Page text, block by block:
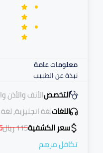
معلومات عامة
نبذة عن الطبيب
التخصصالأنف والأذن
اللغاتلغة انجليزية,
سعر الكشفية115ريال
تكافل مرهم